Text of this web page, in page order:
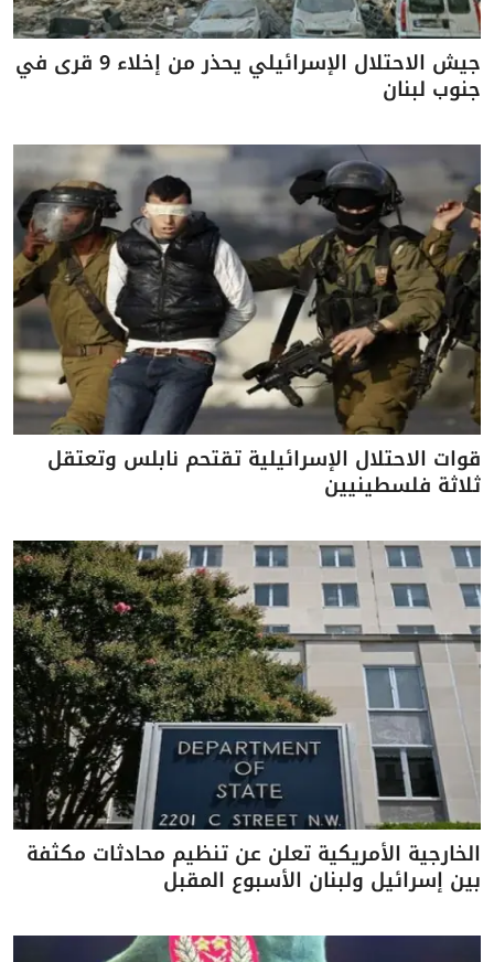
جيش الاحتلال الإسرائيلي يحذر من إخلاء 9 قرى في
جنوب لبنان
قوات الاحتلال الإسرائيلية تقتحم نابلس وتعتقل
ثلاثة فلسطينيين
الخارجية الأمريكية تعلن عن تنظيم محادثات مكثفة
بين إسرائيل ولبنان الأسبوع المقبل